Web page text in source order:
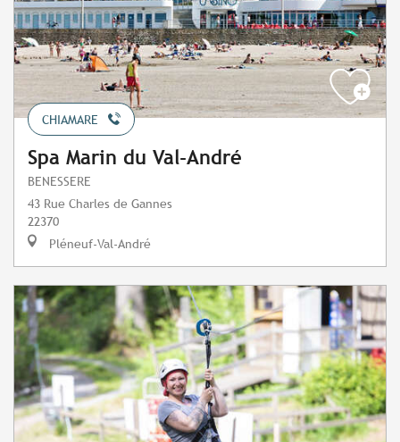
CHIAMARE
Spa Marin du Val-André
BENESSERE
43 Rue Charles de Gannes
22370
Pléneuf-Val-André